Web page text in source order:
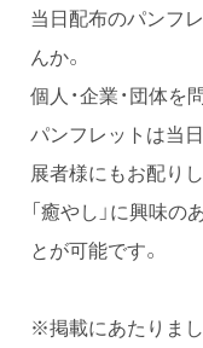
当日配布のパンフ
んか。
個人・企業・団体を
パンフレットは当
展者様にもお配りし
「癒やし」に興味
とが可能です。
※掲載にあたりま